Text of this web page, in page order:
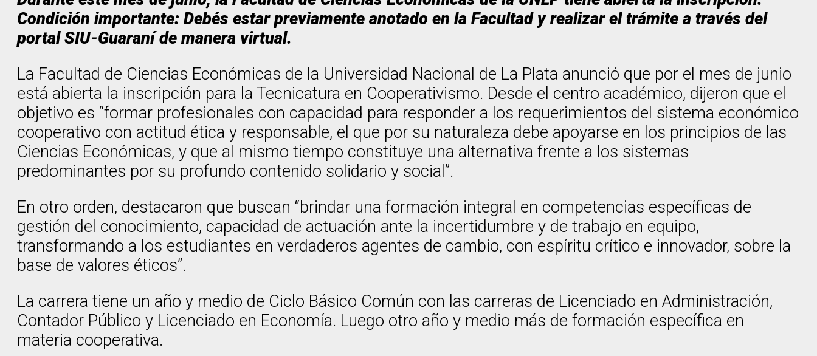
Condición importante: Debés estar previamente anotado en la Facultad y realizar el trámite a través del
portal SIU-Guaraní de manera virtual.
La Facultad de Ciencias Económicas de la Universidad Nacional de La Plata anunció que por el mes de junio
está abierta la inscripción para la Tecnicatura en Cooperativismo. Desde el centro académico, dijeron que el
objetivo es “formar profesionales con capacidad para responder a los requerimientos del sistema económico
cooperativo con actitud ética y responsable, el que por su naturaleza debe apoyarse en los principios de las
Ciencias Económicas, y que al mismo tiempo constituye una alternativa frente a los sistemas
predominantes por su profundo contenido solidario y social”.
En otro orden, destacaron que buscan “brindar una formación integral en competencias específicas de
gestión del conocimiento, capacidad de actuación ante la incertidumbre y de trabajo en equipo,
transformando a los estudiantes en verdaderos agentes de cambio, con espíritu crítico e innovador, sobre la
base de valores éticos”.
La carrera tiene un año y medio de Ciclo Básico Común con las carreras de Licenciado en Administración,
Contador Público y Licenciado en Economía. Luego otro año y medio más de formación específica en
materia cooperativa.